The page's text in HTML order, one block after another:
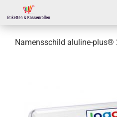
Namensschild aluline-plus®